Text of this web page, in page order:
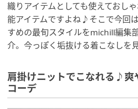
織りアイテムとしても使えておし
能アイテムですよね♪そこで今回
すめの最旬スタイルをmichill編集
介。今っぽく垢抜ける着こなしを
肩掛けニットでこなれる♪爽
コーデ